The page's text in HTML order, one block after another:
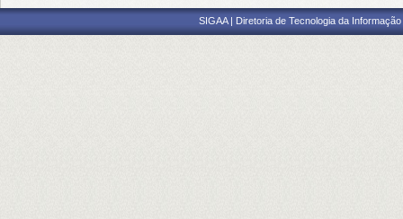
SIGAA | Diretoria de Tecnologia da